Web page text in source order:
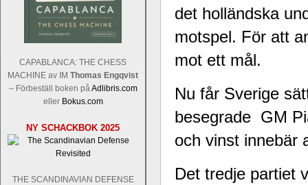
CAPABLANCA: THE CHESS
MACHINE av IM Thomas Engqvist
– Förbeställ boken påAdlibris.com
eller Bokus.com
NY SCHACKBOK 2025
THE SCANDINAVIAN DEFENSE
det holländska
motspel. För att
mot ett mål.
Nu får Sverige
besegrade GM
och vinst innebär
Det tredje partiet